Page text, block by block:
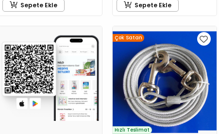
Sepete Ekle Sepete Ekle
Çok Satan
Hızlı Teslimat